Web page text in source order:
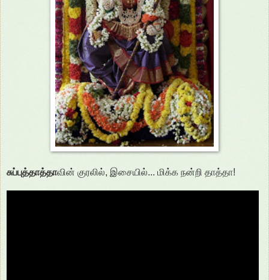
சுப்புத்தாத்தாவின் குரலில், இசையில்... மிக்க நன்றி தாத்தா!